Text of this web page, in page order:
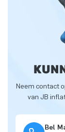
Neem contact
van JB
Bel